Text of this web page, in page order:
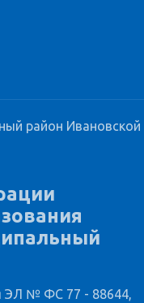
район Ивановской
ЭЛ № ФС 77 - 88644,